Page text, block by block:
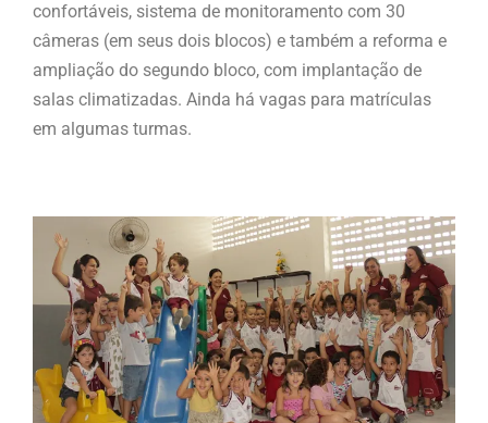
confortáveis, sistema de monitoramento com 30
câmeras (em seus dois blocos) e também a reforma e
ampliação do segundo bloco, com implantação de
salas climatizadas. Ainda há vagas para matrículas
em algumas turmas.